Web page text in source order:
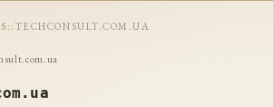
:: TECHCONSULT.COM.UA